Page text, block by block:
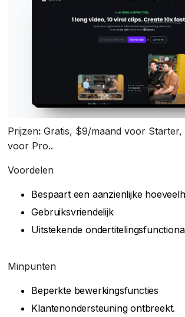
Prijzen:Gratis, $9/maand voor
voor Pro..
Voordelen
Bespaart een aanzienlijke
Gebruiksvriendelijk
Uitstekende
Minpunten
Beperkte bewerkingsfuncties
Klantenondersteuning ontbreekt.